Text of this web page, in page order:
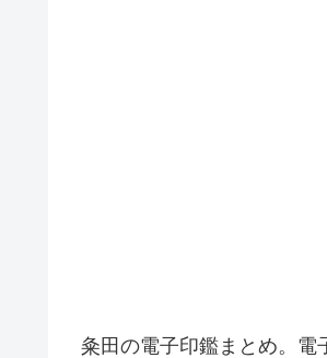
粂田の電子印鑑まとめ。電